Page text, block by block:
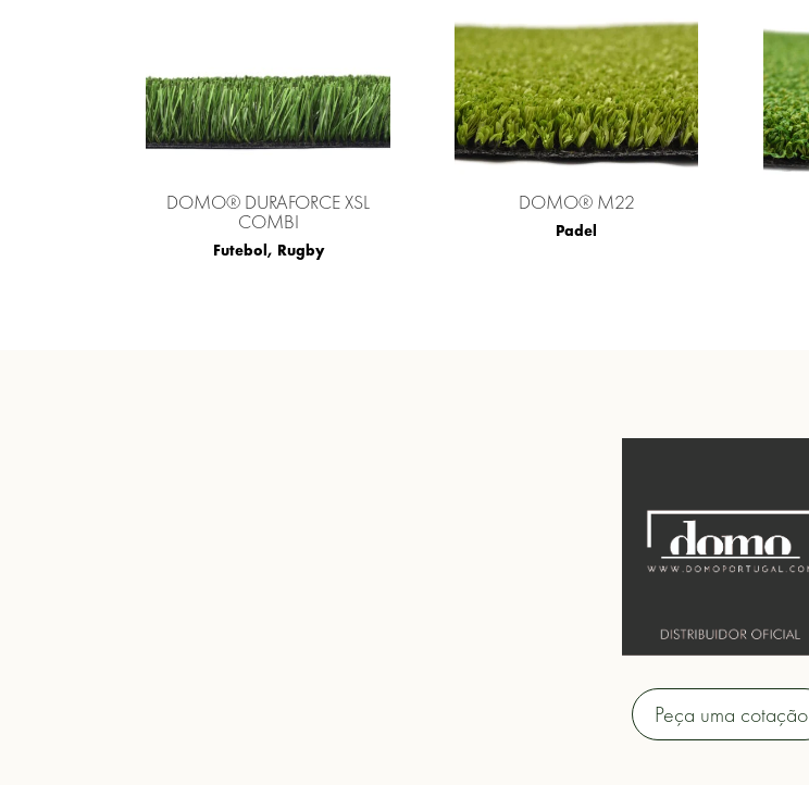
DOMO® DURAFORCE XSL
COMBI
Futebol, Rugby
DOMO® M22
Padel
Peça uma cotação